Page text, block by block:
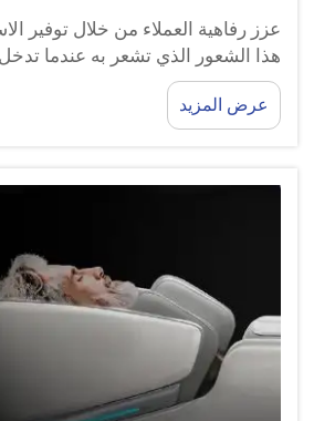
عزز رفاهية العملاء من خلال توفير
هذا الشعور الذي تشعر به عندما
يُطلب منك الوقوف في الطابور، بل
أحد كراسي التدليك والاسترخاء
المعدنية ...
عرض المزيد